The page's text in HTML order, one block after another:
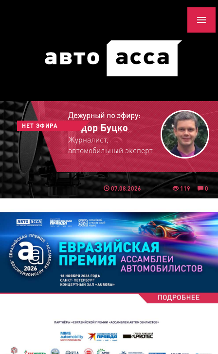
Дежурный по эфиру:
Федор Буцко
Журналист,
автомобильный эксперт
НЕТ ЭФИРА
07.08.2026 119 0